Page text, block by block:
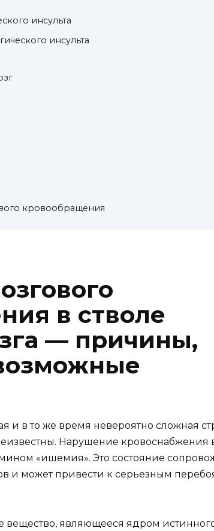
инсульта
инсульта
кровообращения
в стволе
— причины,
и в то же время невероятно сложная
Нарушение кровоснабжения
«ишемия». Это состояние
и может привести к серьезным
вещество, являющееся ядром